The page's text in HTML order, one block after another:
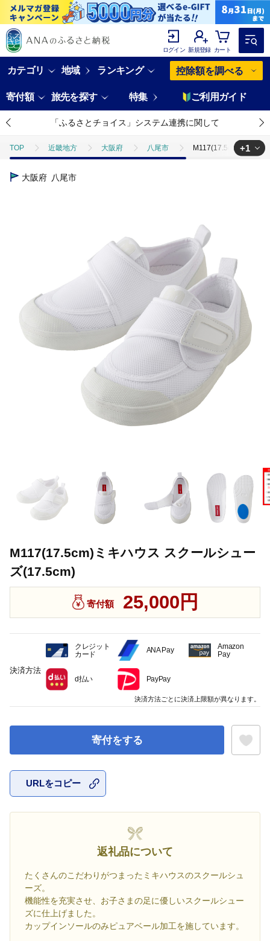
ログイン 新規登録 カート
カテゴリ 地域 ランキング 控除額を調べる
寄付額 旅先を探す 特集 ご利用ガイド
「ふるさとチョイス」システム連携に関して
TOP 近畿地方 大阪府 八尾市 M117(17.5cm)ミキハ
TOP
+1
大阪府 八尾市
M117(17.5cm)ミキハウス スクールシュー
ズ(17.5cm)
寄付額 25,000円
寄付をする
URLをコピー
返礼品について
たくさんのこだわりがつまったミキハウスのスクールシュ
ーズ。
機能性を充実させ、お子さまの足に優しいスクールシュー
ズに仕上げました。
カップインソールのみピュアベール加工を施しています。
決済方法
クレジット
カード
ANA Pay
Amazon
Pay
d払い PayPay
決済方法ごとに決済上限額が異なります。